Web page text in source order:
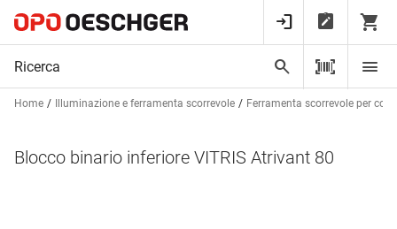
Home Illuminazione e ferramenta scorrevole Ferramenta scorrevole per
Blocco binario inferiore VITRIS Atrivant 80